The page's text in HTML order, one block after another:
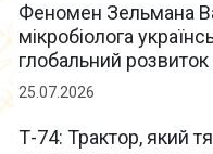
Феномен Зельмана
мікробіолога
глобальний розвиток
25.07.2026
Т-74: Трактор, який